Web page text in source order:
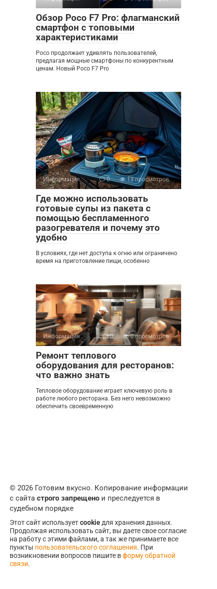
Обзор Poco F7 Pro: флагманский
смартфон с топовыми
характеристиками
Poco продолжает удивлять пользователей,
предлагая мощные смартфоны по конкурентным
ценам. Новый Poco F7 Pro
Информация 0 13 просмотров
Где можно использовать
готовые супы из пакета с
помощью беспламенного
разогревателя и почему это
удобно
В условиях, где нет доступа к огню или ограничено
время на приготовление пищи, особенно
Информация 0 0 просмотров
Ремонт теплового
оборудования для ресторанов:
что важно знать
Тепловое оборудование играет ключевую роль в
работе любого ресторана. Без него невозможно
обеспечить своевременную
© 2026 Готовим вкусно. Копирование информации
с сайта строго запрещено и преследуется в
судебном порядке
Этот сайт используетcookieдля хранения данных.
Продолжая использовать сайт, вы даете свое согласие
на работу с этими файлами, а так же принимаете все
пункты пользовательского соглашения. При
возникновении вопросов пишите вформу обратной
связи.